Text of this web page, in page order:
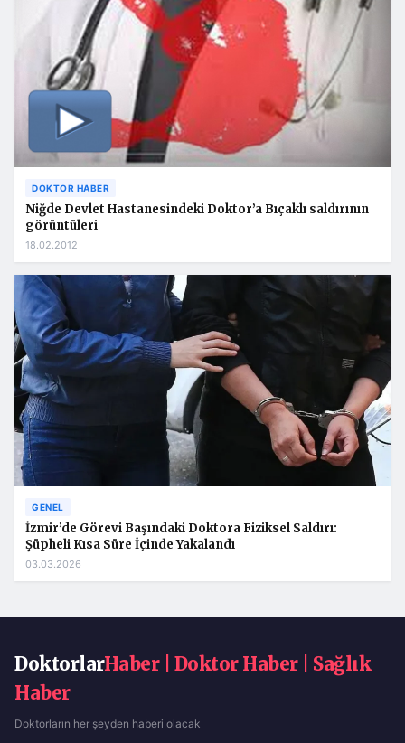
DOKTOR HABER
Niğde Devlet Hastanesindeki Doktor’a Bıçaklı saldırının
görüntüleri
18.02.2012
GENEL
İzmir’de Görevi Başındaki Doktora Fiziksel Saldırı:
Şüpheli Kısa Süre İçinde Yakalandı
03.03.2026
DoktorlarHaber | Doktor Haber | Sağlık
Haber
Doktorların her şeyden haberi olacak